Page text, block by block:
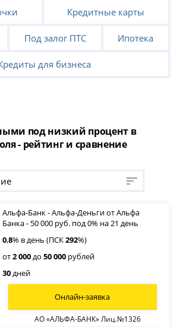
Кредитные карты
Под залог ПТС Ипотека
для бизнеса
под низкий процент в
- рейтинг и сравнение
Альфа-Банк - Альфа-Деньги от Альфа
Банка - 50 000 руб. под 0% на 21 день
0,8% в день (ПСК292%)
от2 000до50 000 рублей
30дней
АО «АЛЬФА-БАНК» Лиц.№1326
Онлайн-заявка